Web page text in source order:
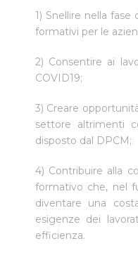
1) Snellire nella
formativi per le
2) Consentire ai
COVID19;
3) Creare
settore altrimenti
disposto dal DPCM;
4) Contribuire alla
formativo che, nel
diventare una
esigenze dei
efficienza.